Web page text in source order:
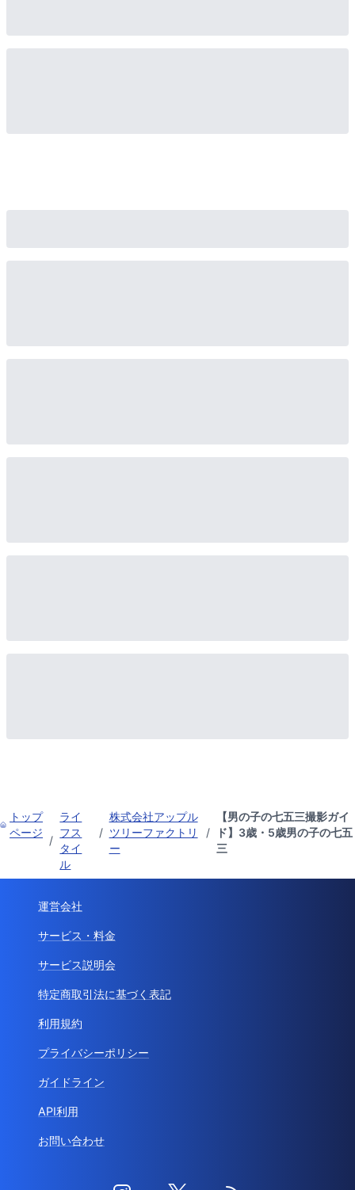
トップ
ページ
/
ライ
フス
タイ
ル
/
株式会社アップル
ツリーファクトリ
ー
/
【男の子の七五三撮影ガイ
ド】3歳・5歳男の子の七五
三
運営会社
サービス・料金
サービス説明会
特定商取引法に基づく表記
利用規約
プライバシーポリシー
ガイドライン
API利用
お問い合わせ